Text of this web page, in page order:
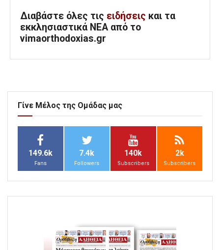
Διαβάστε όλες τις ειδήσεις και τα
εκκλησιαστικά ΝΕΑ από το
vimaorthodoxias.gr
Γίνε Μέλος της Ομάδας μας
149.6k
Fans
7.4k
Followers
140k
Subscribers
2k
Subscribers